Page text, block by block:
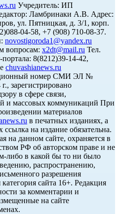
Учредитель: ИП
Ламбринаки А.В. Адрес:
ул. Пятницкая, д. 3/1, корп.
04-58, +7 (908) 710-08-37.
novostigoroda1@yandex.ru
вопросам: x2dt@mail.ru Тел.
8(8212)39-14-42,
chuvashianews.ru
номер СМИ ЭЛ №
зарегистрировано
в сфере связи,
и массовых коммуникаций При
материалов
в печатных изданиях, а
на издание обязательна.
на данном сайте, охраняется в
РФ об авторском праве и не
либо в какой бы то ни было
распространению,
разрешения
сайта 16+. Редакция
за комментарии и
на сайте